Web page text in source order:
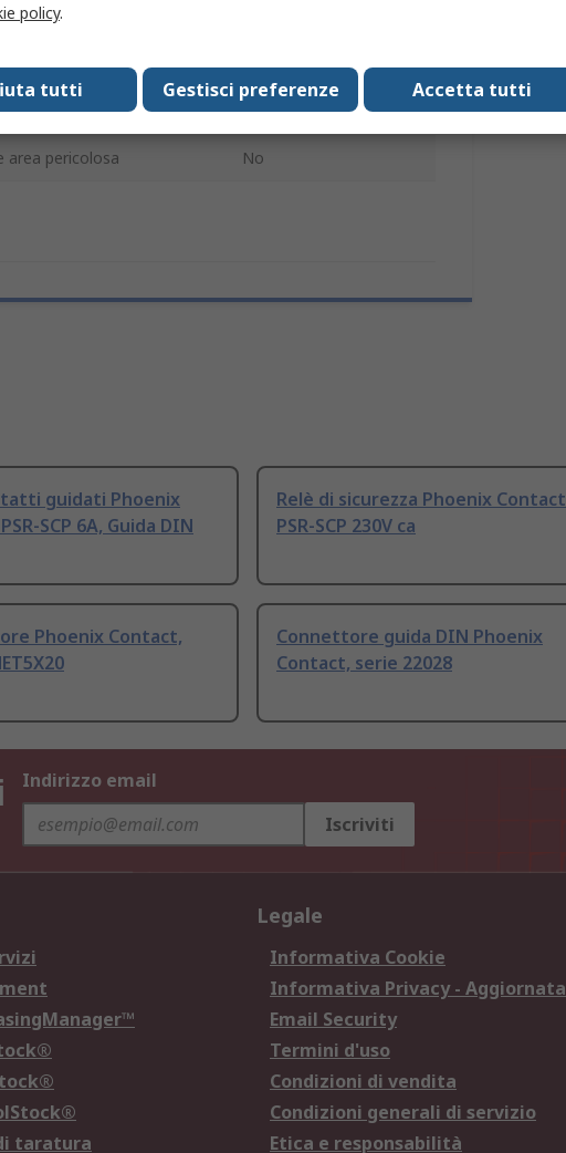
Rame
RoHS
area pericolosa No
guidati Phoenix
SCP 6A, Guida DIN
Relè di sicurezza Phoenix Contact
PSR-SCP 230V ca
Phoenix Contact,
Connettore guida DIN Phoenix
Contact, serie 22028
Indirizzo email
Iscriviti
taratura
Legale
Informativa Cookie
Informativa Privacy - Aggiornata
Email Security
Termini d'uso
Condizioni di vendita
Condizioni generali di servizio
Etica e responsabilità
policy.
Accetta tutti
Gestisci preferenze
tutti